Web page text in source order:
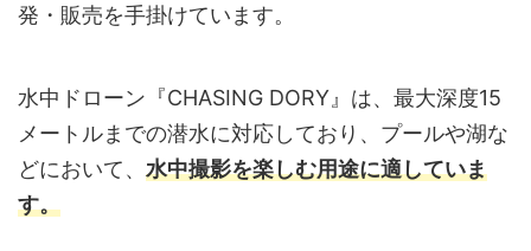
発・販売を手掛けています。
水中ドローン『CHASING DORY』は、最大深度15
メートルまでの潜水に対応しており、プールや湖な
どにおいて、 水中撮影を楽しむ用途に適していま
す。